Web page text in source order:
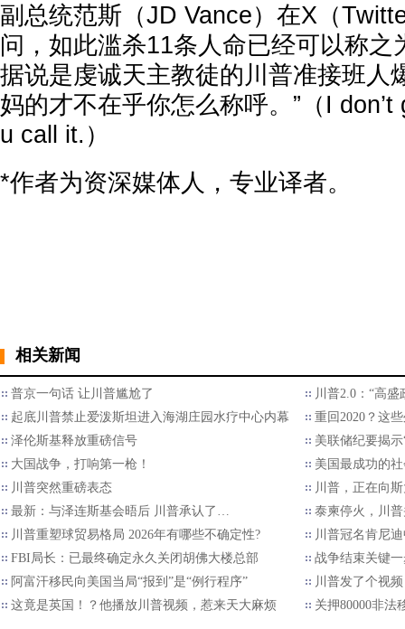
副总统范斯（JD Vance）在X（
问，如此滥杀11条人命已经可以称之
据说是虔诚天主教徒的川普准接班人
妈的才不在乎你怎么称呼。”（I
u call it.）
*作者为资深媒体人，专业译者。
相关新闻
普京一句话 让川普尴尬了
川普2.0：“高盛
起底川普禁止爱泼斯坦进入海湖庄园水疗中心内幕
重回2020？这
泽伦斯基释放重磅信号
美联储纪要揭
大国战争，打响第一枪！
美国最成功的
川普突然重磅表态
川普，正在向
最新：与泽连斯基会晤后 川普承认了…
泰柬停火，川
川普重塑球贸易格局 2026年有哪些不确定性?
川普冠名肯尼
FBI局长：已最终确定永久关闭胡佛大楼总部
战争结束关键
阿富汗移民向美国当局“报到”是“例行程序”
川普发了个视
这竟是英国！？他播放川普视频，惹来天大麻烦
关押80000非法